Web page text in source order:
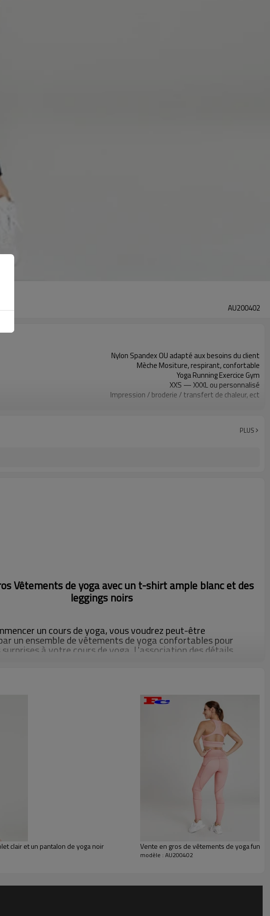
AU200402
Nylon Spandex OU adapté aux besoins du client
Mèche Mositure, respirant, confortable
Yoga Running Exercice Gym
XXS — XXXL ou personnalisé
Impression / broderie / transfert de chaleur, ect
PLUS
Vêtements de yoga avec un t-shirt ample blanc et des
leggings noirs
un cours de yoga, vous voudrez peut-être
un ensemble de vêtements de yoga confortables pour
à votre cours de yoga. L'association des détails
est naturelle. L'encolure ronde profonde apporte de
nylon et spandex de haute qualité. Ils s'adaptent à la coupe
de soutien élevé, ce qui peut réduire efficacement les
pendant l'exercice. Le style polyvalent convient
vêtements de fitness.
Vêtements de yoga ou personnalisés
clair et un pantalon de yoga noir Vente en gros de vêtements de yoga funky
modèle : AU200402